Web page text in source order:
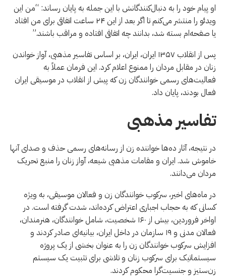
او پیام خود را به دنبال‌کنندگانش با این جمله به پایان رساند: “من این
ویدئو را منتشر می‌کنم تا اگر بعد از این ۲۴ ساعت اتفاقی برای من افتاد
یا صفحه‌ام بسته شد، بدانند چه اتفاقی افتاده و مراقب باشند.”
پس از انقلاب ۱۳۵۷ ایران، ايران، بر اساس تفاسیر مذهبی، آواز خواندن
زنان در مقابل مردان را ممنوع اعلام کرد. این فرمان عملاً به
فعالیت‌های رسمی خوانندگان زن که پیش از انقلاب در موسیقی ایران
فعال بودند، پایان داد.
تفاسیر مذهبی
در نتیجه، آثار ده‌ها خواننده زن از رسانه‌های رسمی حذف و صدای آنها
خاموش شد. ايران و مقامات مذهبی شیعه، آواز زنان را منبع تحریک
مردان می‌دانند.
در ماه‌های اخیر، سرکوب خوانندگان زن و فعالان موسیقی، به ویژه
کسانی که به حجاب اجباری اعتراض کرده‌اند، شدت گرفته است. در
اواخر فروردین، بیش از ۱۶۰ شخصیت، شامل خوانندگان، هنرمندان،
فعالان مدنی و ۱۹ سازمان در داخل ایران، بیانیه‌ای صادر کردند و
افزایش سرکوب خوانندگان زن را به عنوان بخشی از یک پروژه
سیستماتیک برای سرکوب زنان و تلاشی برای تثبیت یک سیستم
زن‌ستیز و جنسیت‌گرا محکوم کردند.